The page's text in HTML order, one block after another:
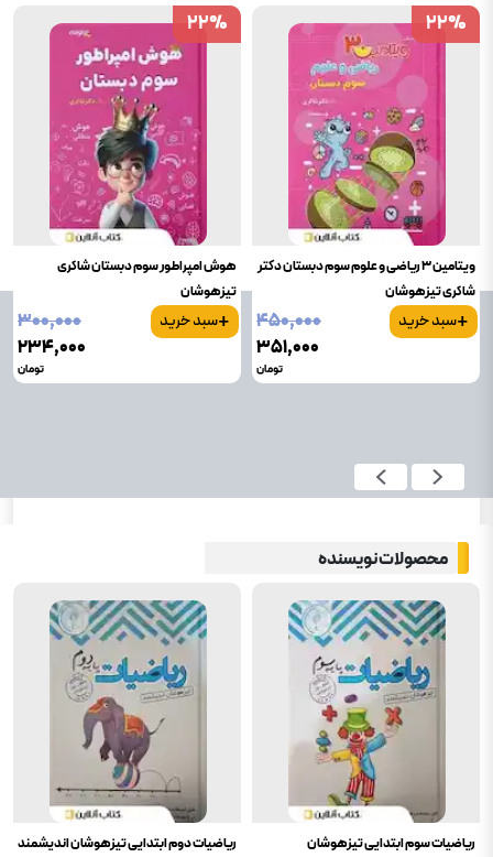
ویتامین 3 ریاضی و علوم سوم دبستان دکتر
شاکری تیزهوشان
+سبد خرید
۴۵۰٬۰۰۰
۳۵۱٬۰۰۰
تومان
22%
22%
هوش امپراطور سوم دبستان شاکری
تیزهوشان
+سبد خرید
۳۰۰٬۰۰۰
۲۳۴٬۰۰۰
تومان
22%
22%
محصولات نویسنده
ریاضیات سوم ابتدایی تیزهوشان
ریاضیات دوم ابتدایی تیزهوشان اندیشمند